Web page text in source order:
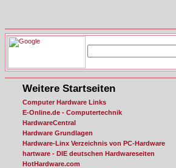
Weitere Startseiten
Computer Hardware Links
E-Online.de - Computertechnik
HardwareCentral
Hardware Grundlagen
Hardware-Linx Verzeichnis von PC-Hardware
hartware - DIE deutschen Hardwareseiten
HotHardware.com